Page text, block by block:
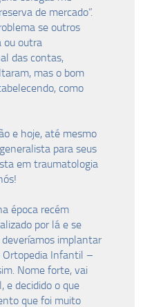
de mercado”.
se outros
ou outra
das contas,
mas o bom
como
e hoje, até mesmo
para seus
em traumatologia
época recém
por lá e se
implantar
Ortopedia Infantil –
Nome forte, vai
e decidido o que
que foi muito